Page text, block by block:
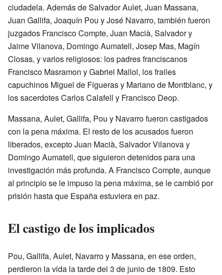
ciudadela. Además de Salvador Aulet, Juan Massana,
Juan Gallifa, Joaquín Pou y José Navarro, también fueron
juzgados Francisco Compte, Juan Macià, Salvador y
Jaime Vilanova, Domingo Aumatell, Josep Mas, Magín
Closas, y varios religiosos: los padres franciscanos
Francisco Masramon y Gabriel Mallol, los frailes
capuchinos Miguel de Figueras y Mariano de Montblanc, y
los sacerdotes Carlos Calafell y Francisco Deop.
Massana, Aulet, Gallifa, Pou y Navarro fueron castigados
con la pena máxima. El resto de los acusados fueron
liberados, excepto Juan Macià, Salvador Vilanova y
Domingo Aumatell, que siguieron detenidos para una
investigación más profunda. A Francisco Compte, aunque
al principio se le impuso la pena máxima, se le cambió por
prisión hasta que España estuviera en paz.
El castigo de los implicados
Pou, Gallifa, Aulet, Navarro y Massana, en ese orden,
perdieron la vida la tarde del 3 de junio de 1809. Esto